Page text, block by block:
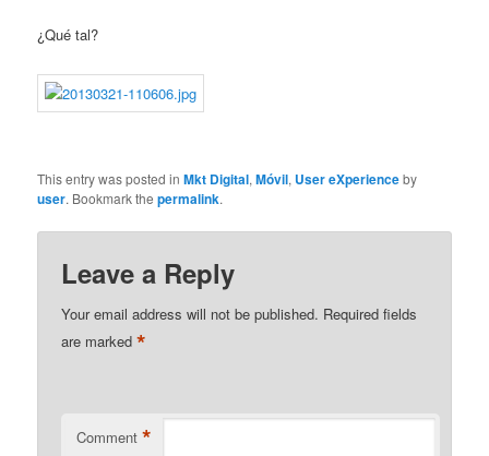
¿Qué tal?
This entry was posted inMkt Digital,Móvil, User eXperienceby
user. Bookmark thepermalink.
Leave a Reply
Your email address will not be published. Required fields
are marked*
Comment *